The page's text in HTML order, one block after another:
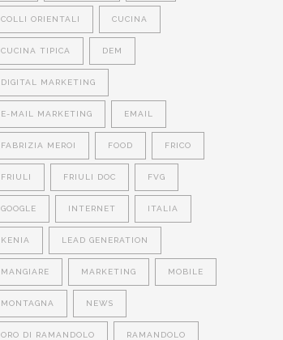
COLLI ORIENTALI CUCINA
CUCINA TIPICA DEM
DIGITAL MARKETING
E-MAIL MARKETING EMAIL
FABRIZIA MEROI FOOD FRICO
FRIULI FRIULI DOC FVG
GOOGLE INTERNET ITALIA
KENIA LEAD GENERATION
MANGIARE MARKETING MOBILE
MONTAGNA NEWS
ORO DI RAMANDOLO RAMANDOLO